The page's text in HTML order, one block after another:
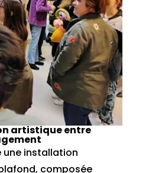
artistique entre
une installation
composée